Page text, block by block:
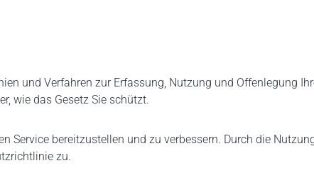
und Verfahren zur Erfassung, Nutzung und Offenlegung
wie das Gesetz Sie schützt.
Service bereitzustellen und zu verbessern. Durch die
zu.